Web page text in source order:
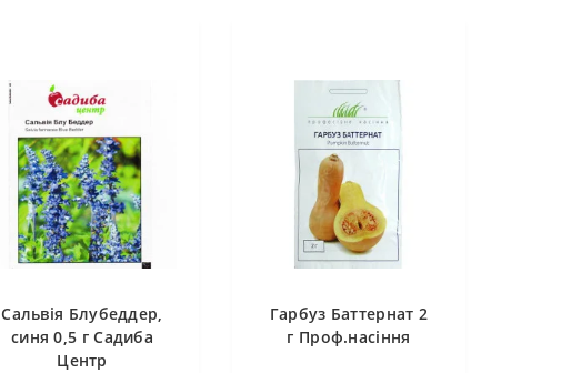
Сальвія Блубеддер,
синя 0,5 г Садиба
Центр
Гарбуз Баттернат 2
г Проф.насіння